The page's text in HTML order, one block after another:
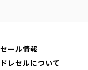
セール情報
ドレセルについて